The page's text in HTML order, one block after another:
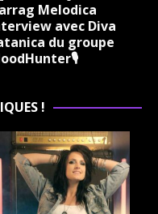
Melodica
avec Diva
du groupe
!